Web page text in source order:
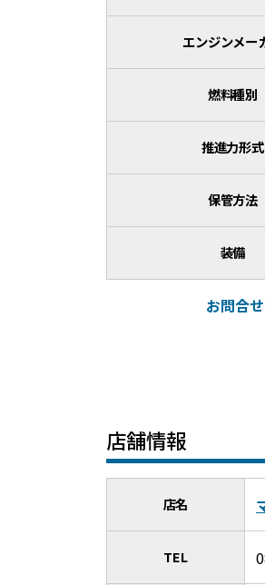
エンジンメー
燃料種別
推進力形式
保管方法
装備
お問合
店舗情報
店名
TEL